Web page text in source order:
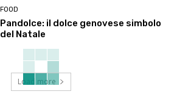
FOOD
Pandolce: il dolce genovese simbolo
del Natale
Load more